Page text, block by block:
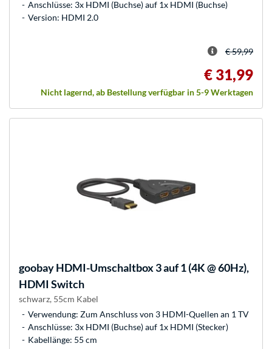
Anschlüsse: 3x HDMI (Buchse) auf 1x HDMI (Buchse)
Version: HDMI 2.0
€ 59,99
€ 31,99
Nicht lagernd, ab Bestellung verfügbar in 5-9 Werktagen
goobayHDMI-Umschaltbox 3 auf 1 (4K @ 60Hz),
HDMI Switch
schwarz, 55cm Kabel
Verwendung: Zum Anschluss von 3 HDMI-Quellen an 1 TV
Anschlüsse: 3x HDMI (Buchse) auf 1x HDMI (Stecker)
Kabellänge: 55 cm